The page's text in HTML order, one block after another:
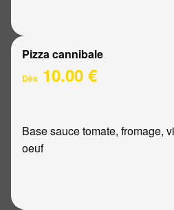
Pizza cannibale
Dès 10.00 €
Base sauce tomate, fromage,
oeuf